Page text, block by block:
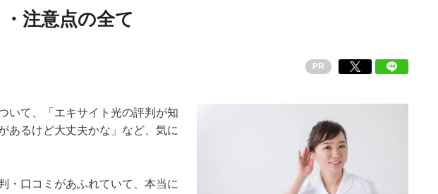
注意点の全て
PR
いて、「エキサイト光の評判が知
あるけど大丈夫かな」など、気に
・口コミがあふれていて、本当に